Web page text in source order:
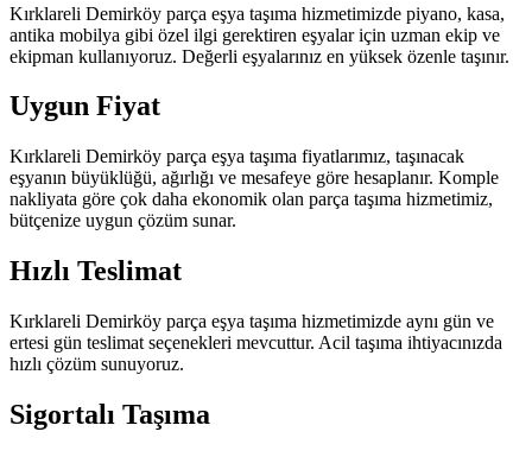
Kırklareli Demirköy parça eşya taşıma hizmetimizde piyano, kasa,
antika mobilya gibi özel ilgi gerektiren eşyalar için uzman ekip ve
ekipman kullanıyoruz. Değerli eşyalarınız en yüksek özenle taşınır.
Uygun Fiyat
Kırklareli Demirköy parça eşya taşıma fiyatlarımız, taşınacak
eşyanın büyüklüğü, ağırlığı ve mesafeye göre hesaplanır. Komple
nakliyata göre çok daha ekonomik olan parça taşıma hizmetimiz,
bütçenize uygun çözüm sunar.
Hızlı Teslimat
Kırklareli Demirköy parça eşya taşıma hizmetimizde aynı gün ve
ertesi gün teslimat seçenekleri mevcuttur. Acil taşıma ihtiyacınızda
hızlı çözüm sunuyoruz.
Sigortalı Taşıma